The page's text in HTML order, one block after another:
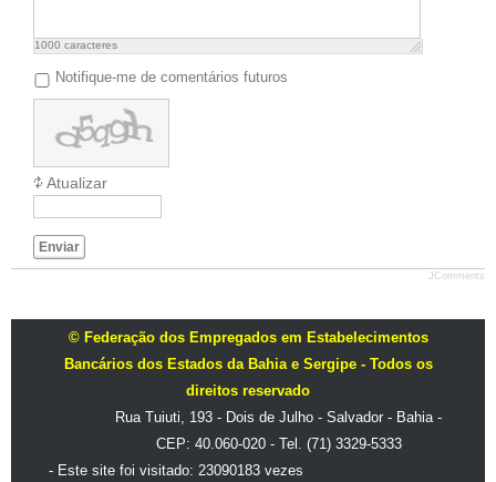
1000 caracteres
Notifique-me de comentários futuros
Atualizar
Enviar
JComments
© Federação dos Empregados em Estabelecimentos
Bancários dos Estados da Bahia e Sergipe - Todos os
direitos reservado
Rua Tuiuti, 193 - Dois de Julho - Salvador - Bahia -
CEP: 40.060-020 - Tel. (71) 3329-5333
- Este site foi visitado: 23090183 vezes